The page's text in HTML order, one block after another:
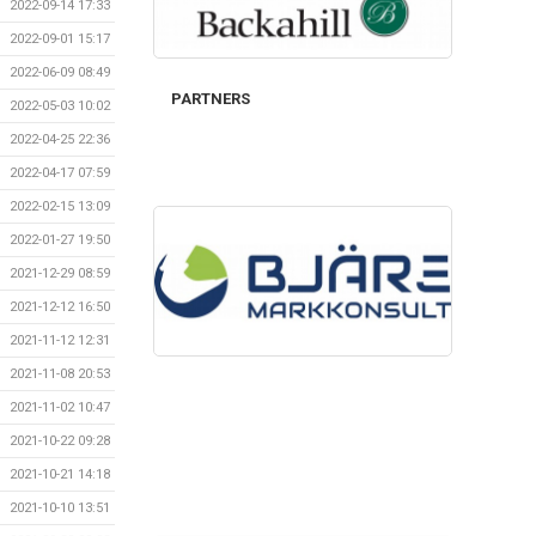
2022-09-14 17:33
2022-09-01 15:17
2022-06-09 08:49
2022-05-03 10:02
2022-04-25 22:36
2022-04-17 07:59
2022-02-15 13:09
2022-01-27 19:50
2021-12-29 08:59
2021-12-12 16:50
2021-11-12 12:31
2021-11-08 20:53
2021-11-02 10:47
2021-10-22 09:28
2021-10-21 14:18
2021-10-10 13:51
PARTNERS